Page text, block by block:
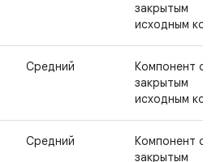
закрытым
исходным
Средний
Компонент с
закрытым
исходным
Средний
Компонент с
закрытым